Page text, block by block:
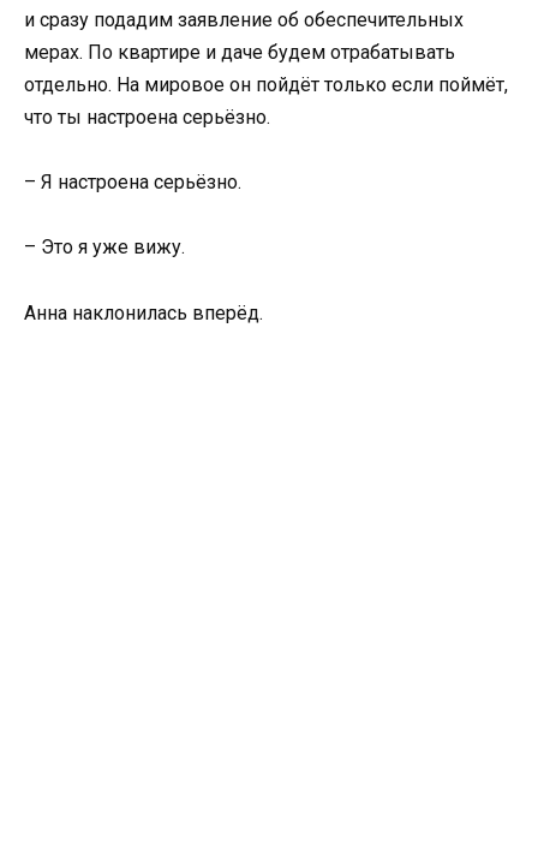
и сразу подадим заявление об обеспечительных
мерах. По квартире и даче будем отрабатывать
отдельно. На мировое он пойдёт только если поймёт,
что ты настроена серьёзно.
– Я настроена серьёзно.
– Это я уже вижу.
Анна наклонилась вперёд.